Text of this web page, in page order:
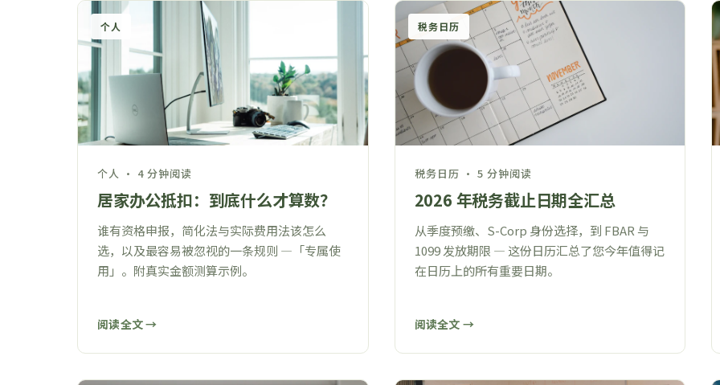
个人
个人 · 4 分钟阅读
居家办公抵扣：到底什么才算数？
谁有资格申报，简化法与实际费用法该怎么
选，以及最容易被忽视的一条规则 —「专属使
用」。附真实金额测算示例。
阅读全文 →
税务日历
税务日历 · 5 分钟阅读
2026 年税务截止日期全汇总
从季度预缴、S-Corp 身份选择，到 FBAR 与
1099 发放期限 — 这份日历汇总了您今年值得记
在日历上的所有重要日期。
阅读全文 →